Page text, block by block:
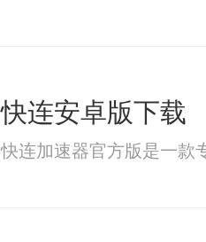
快连安卓版下载
快连加速器官方版是一款